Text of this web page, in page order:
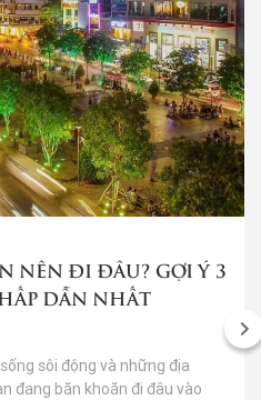
NÊN ĐI ĐÂU? GỢI Ý 3
DẪN NHẤT
sôi động và những địa
đang băn khoăn đi đâu vào